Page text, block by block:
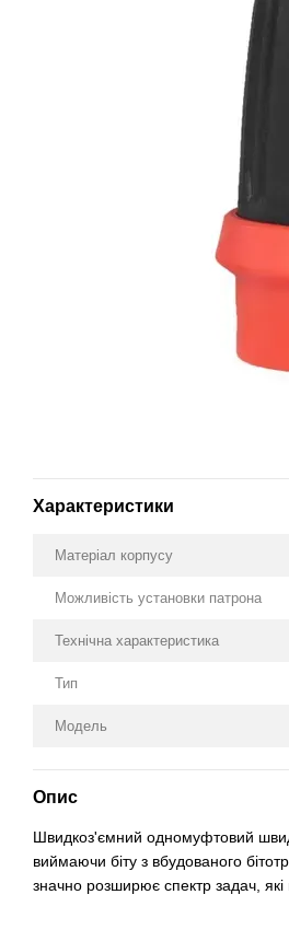
Характеристики
Матеріал корпусу
Можливість установки патрона
Технічна характеристика
Тип
Модель
Опис
Швидкоз'ємний одномуфтовий
виймаючи біту з вбудованого
значно розширює спектр задач, які